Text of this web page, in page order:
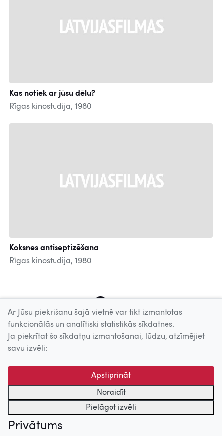
Kas notiek ar jūsu dēlu?
Rīgas kinostudija, 1980
Koksnes antiseptizēšana
Rīgas kinostudija, 1980
Uz augšu
© 2026 Nacionālais Kino centrs, Kultūras informācijas sistēmu
centrs. Sadarbības partneris: Latvijas Valsts
kinofotofonodokumentu arhīvs.
Ar Jūsu piekrišanu šajā vietnē var tikt izmantotas
funkcionālās un analītiski statistikās sīkdatnes.
Ja piekrītat šo sīkdatņu izmantošanai, lūdzu, atzīmējiet
savu izvēli:
Apstiprināt
Noraidīt
Pielāgot izvēli
Privātums